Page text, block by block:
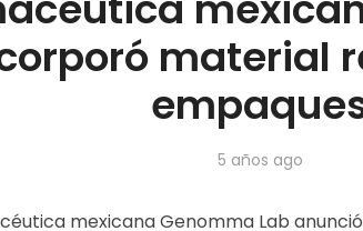
material
5 años ago
mexicana Genomma Lab